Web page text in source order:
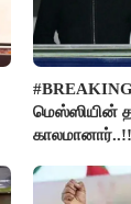
மெஸ்ஸியின்
காலமானார்..!!